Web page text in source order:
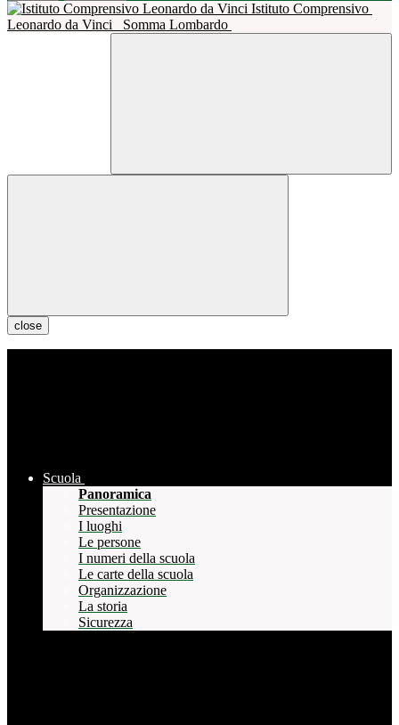
Istituto Comprensivo
Leonardo da Vinci
Somma Lombardo
close
Scuola
Panoramica
Presentazione
I luoghi
Le persone
I numeri della scuola
Le carte della scuola
Organizzazione
La storia
Sicurezza